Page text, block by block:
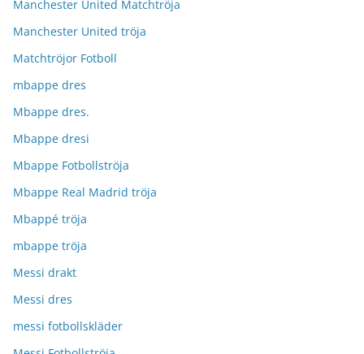
Manchester United Matchtröja
Manchester United tröja
Matchtröjor Fotboll
mbappe dres
Mbappe dres.
Mbappe dresi
Mbappe Fotbollströja
Mbappe Real Madrid tröja
Mbappé tröja
mbappe tröja
Messi drakt
Messi dres
messi fotbollskläder